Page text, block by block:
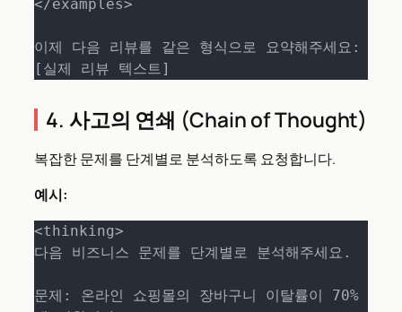
</examples>
이제 다음 리뷰를 같은 형식으로 요약해주세요:
[실제 리뷰 텍스트]
4. 사고의 연쇄 (Chain of Thought)
복잡한 문제를 단계별로 분석하도록 요청합니다.
예시:
<thinking>
다음 비즈니스 문제를 단계별로 분석해주세요.
문제: 온라인 쇼핑몰의 장바구니 이탈률이 70%